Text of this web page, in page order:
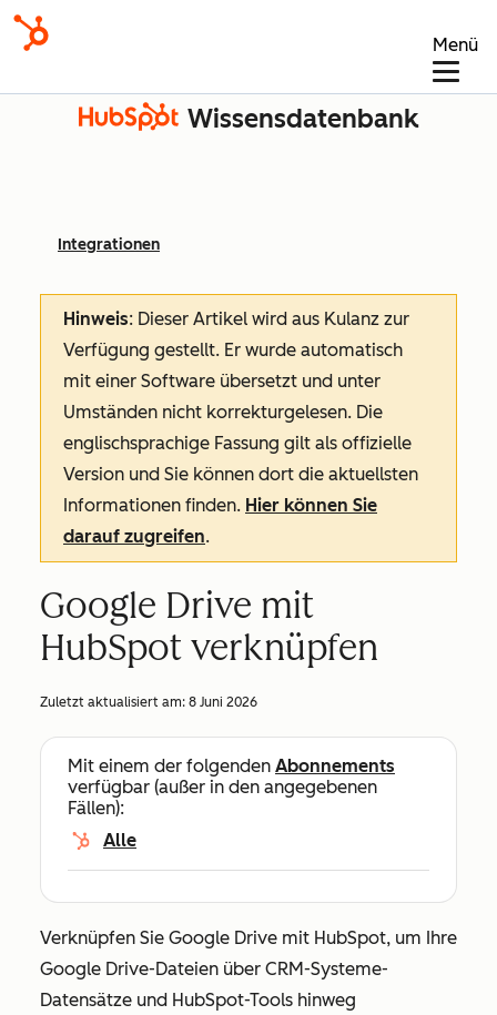
Menü
Wissensdatenbank
Integrationen
Hinweis: Dieser Artikel wird aus Kulanz zur
Verfügung gestellt. Er wurde automatisch
mit einer Software übersetzt und unter
Umständen nicht korrekturgelesen. Die
englischsprachige Fassung gilt als offizielle
Version und Sie können dort die aktuellsten
Informationen finden. Hier können Sie
darauf zugreifen.
Google Drive mit
HubSpot verknüpfen
Zuletzt aktualisiert am: 8 Juni 2026
Mit einem der folgenden Abonnements
verfügbar (außer in den angegebenen
Fällen):
Alle
Verknüpfen Sie Google Drive mit HubSpot, um Ihre
Google Drive-Dateien über CRM-Systeme-
Datensätze und HubSpot-Tools hinweg